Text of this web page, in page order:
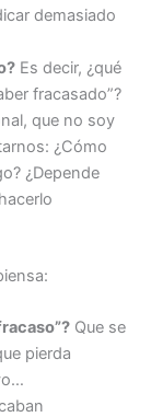
demasiado
Es decir, ¿qué
fracasado”?
que no soy
¿Cómo
¿Depende
Que se
pierda